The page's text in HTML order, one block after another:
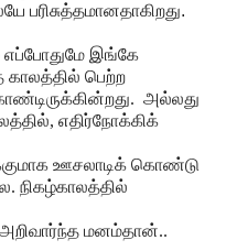
எப்போதுமே இங்கே
பெற்ற
அல்லது
எதிர்நோக்கிக்
ஊசலாடிக் கொண்டு
நிகழ்காலத்தில்
அறிவார்ந்த மனம்தான்..